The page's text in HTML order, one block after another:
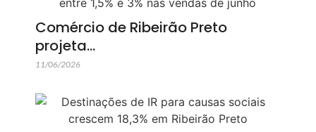
Comércio de Ribeirão Preto
projeta…
11/06/2026